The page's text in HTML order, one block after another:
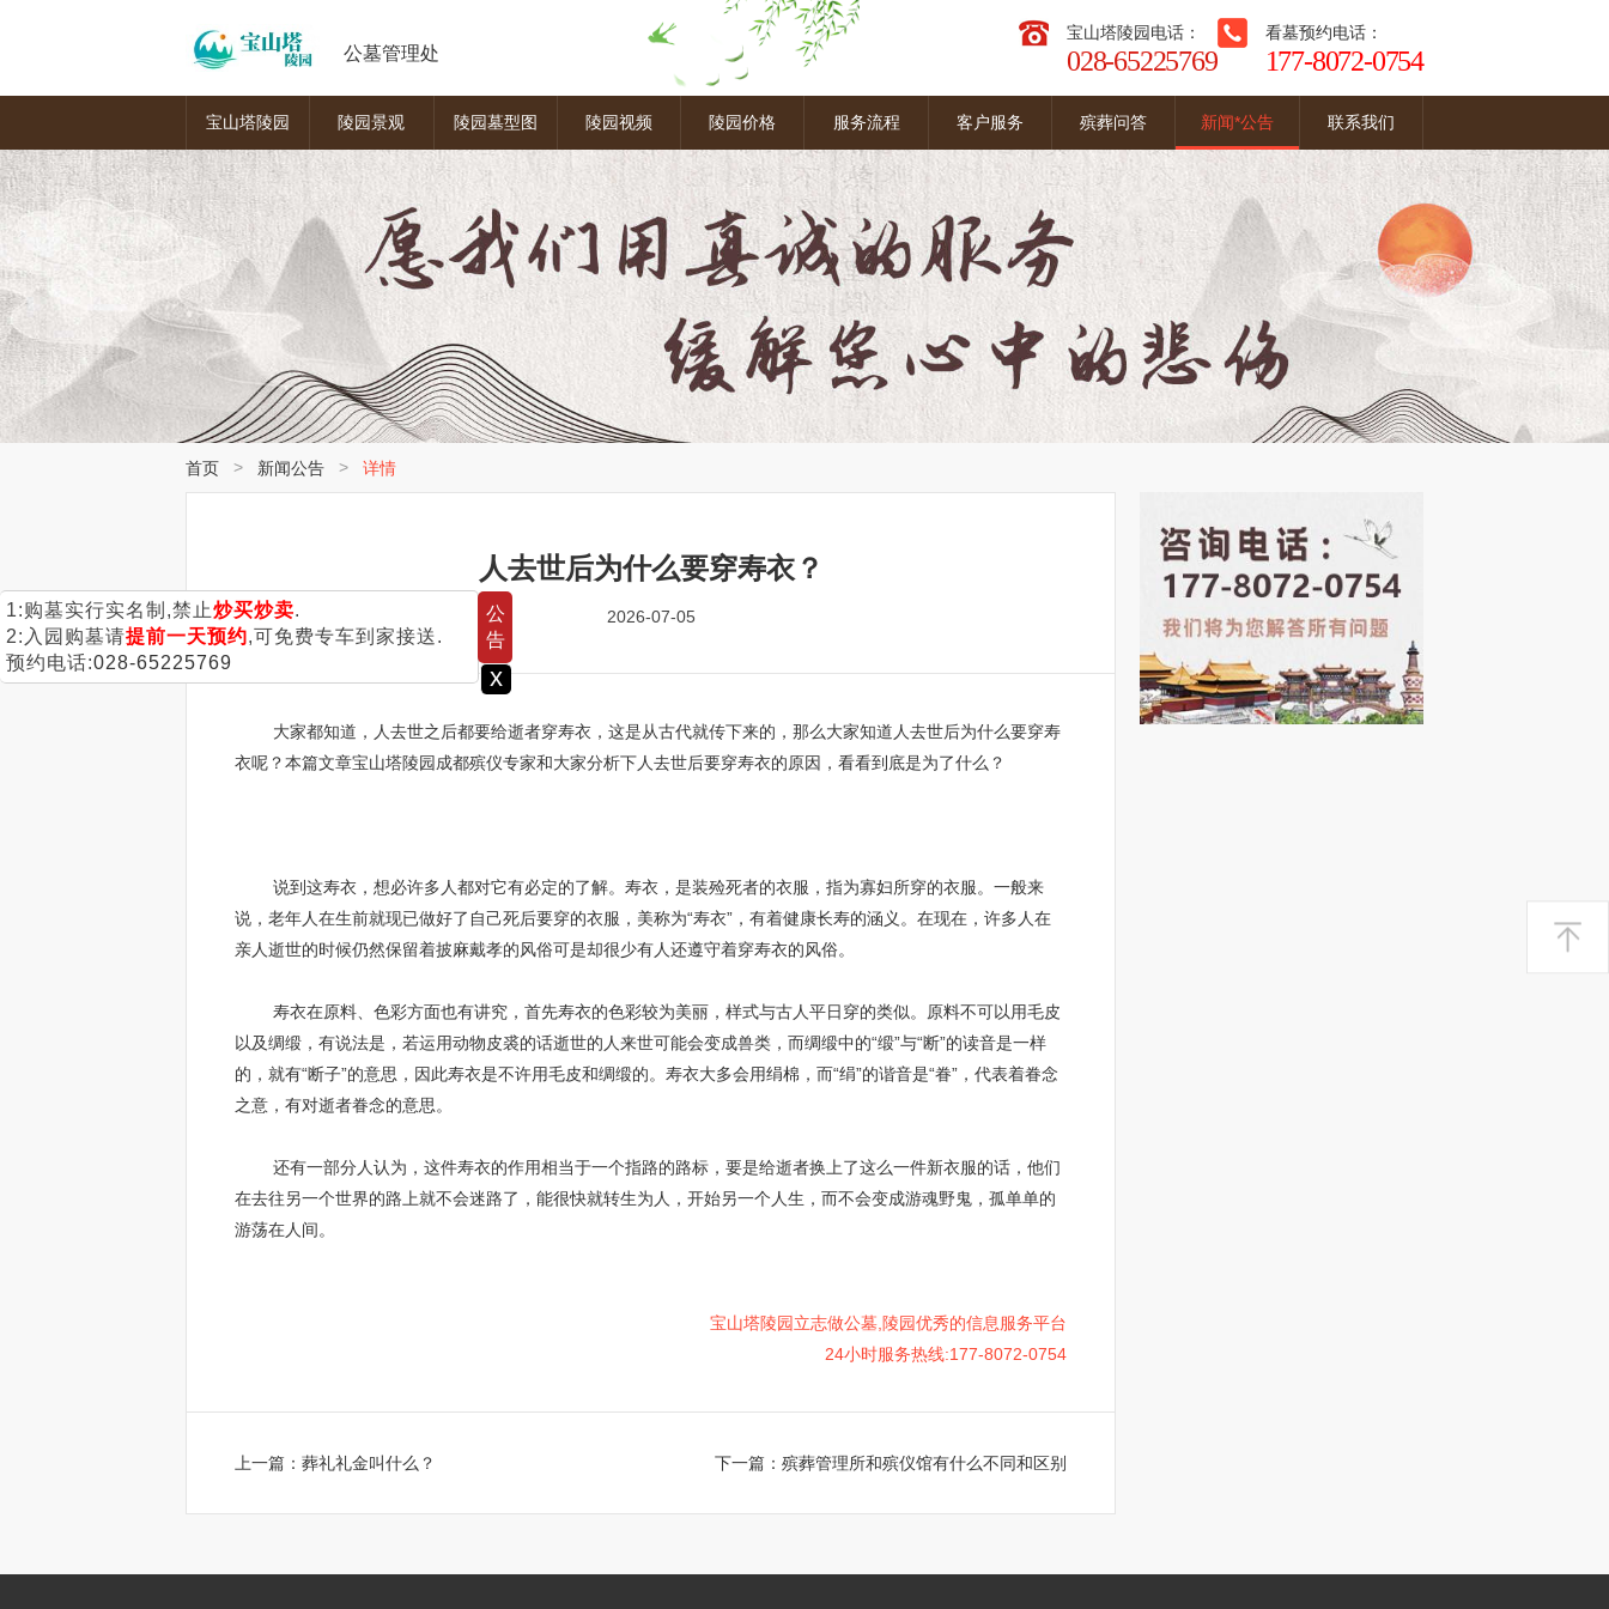
1:购墓实行实名制,禁止炒买炒卖.
2:入园购墓请提前一天预约,可免费专车到家接送.
预约电话:028-65225769
公
告
x
公墓管理处
看墓预约电话：
177-8072-0754
宝山塔陵园电话：
028-65225769
宝山塔陵园 陵园景观 陵园墓型图 陵园视频 陵园价格 服务流程 客户服务 殡葬问答 新闻*公告 联系我们
首页 > 新闻公告 > 详情
人去世后为什么要穿寿衣？
2026-07-05
大家都知道，人去世之后都要给逝者穿寿衣，这是从古代就传下来的，那么大家知道人去世后为什么要穿寿
衣呢？本篇文章宝山塔陵园成都殡仪专家和大家分析下人去世后要穿寿衣的原因，看看到底是为了什么？
说到这寿衣，想必许多人都对它有必定的了解。寿衣，是装殓死者的衣服，指为寡妇所穿的衣服。一般来
说，老年人在生前就现已做好了自己死后要穿的衣服，美称为“寿衣”，有着健康长寿的涵义。在现在，许多人在
亲人逝世的时候仍然保留着披麻戴孝的风俗可是却很少有人还遵守着穿寿衣的风俗。
寿衣在原料、色彩方面也有讲究，首先寿衣的色彩较为美丽，样式与古人平日穿的类似。原料不可以用毛皮
以及绸缎，有说法是，若运用动物皮裘的话逝世的人来世可能会变成兽类，而绸缎中的“缎”与“断”的读音是一样
的，就有“断子”的意思，因此寿衣是不许用毛皮和绸缎的。寿衣大多会用绢棉，而“绢”的谐音是“眷”，代表着眷念
之意，有对逝者眷念的意思。
还有一部分人认为，这件寿衣的作用相当于一个指路的路标，要是给逝者换上了这么一件新衣服的话，他们
在去往另一个世界的路上就不会迷路了，能很快就转生为人，开始另一个人生，而不会变成游魂野鬼，孤单单的
游荡在人间。
宝山塔陵园立志做公墓,陵园优秀的信息服务平台
24小时服务热线:177-8072-0754
上一篇： 葬礼礼金叫什么？ 下一篇：殡葬管理所和殡仪馆有什么不同和区别